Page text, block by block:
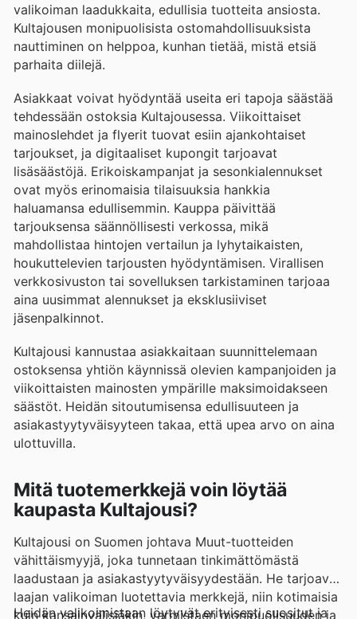
valikoiman laadukkaita, edullisia tuotteita ansiosta.
Kultajousen monipuolisista ostomahdollisuuksista
nauttiminen on helppoa, kunhan tietää, mistä etsiä
parhaita diilejä.
Asiakkaat voivat hyödyntää useita eri tapoja säästää
tehdessään ostoksia Kultajousessa. Viikoittaiset
mainoslehdet ja flyerit tuovat esiin ajankohtaiset
tarjoukset, ja digitaaliset kupongit tarjoavat
lisäsäästöjä. Erikoiskampanjat ja sesonkialennukset
ovat myös erinomaisia tilaisuuksia hankkia
haluamansa edullisemmin. Kauppa päivittää
tarjouksensa säännöllisesti verkossa, mikä
mahdollistaa hintojen vertailun ja lyhytaikaisten,
houkuttelevien tarjousten hyödyntämisen. Virallisen
verkkosivuston tai sovelluksen tarkistaminen tarjoaa
aina uusimmat alennukset ja eksklusiiviset
jäsenpalkinnot.
Kultajousi kannustaa asiakkaitaan suunnittelemaan
ostoksensa yhtiön käynnissä olevien kampanjoiden ja
viikoittaisten mainosten ympärille maksimoidakseen
säästöt. Heidän sitoutumisensa edullisuuteen ja
asiakastyytyväisyyteen takaa, että upea arvo on aina
ulottuvilla.
Mitä tuotemerkkejä voin löytää
kaupasta Kultajousi?
Kultajousi on Suomen johtava Muut-tuotteiden
vähittäismyyjä, joka tunnetaan tinkimättömästä
laadustaan ja asiakastyytyväisyydestään. He tarjoavat
laajan valikoiman luotettavia merkkejä, niin kotimaisia
kuin kansainvälisiäkin, varmistaen monipuolisuuden ja
Heidän valikoimistaan löytyvät erityisesti suositut ja